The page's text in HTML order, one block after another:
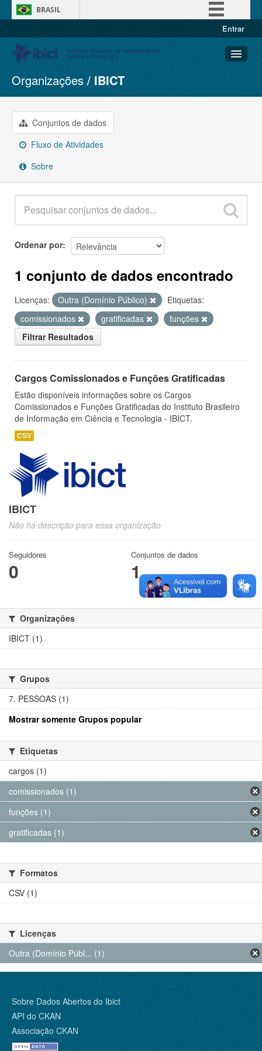
BRASIL
Entrar
Conjuntos de dados
Organizações
Grupos
Sobre
Organizações IBICT
Conjuntos de dados
Fluxo de Atividades
Sobre
Ordenar por
1 conjunto de dados encontrado
Licenças: Outra (Domínio Público)
Etiquetas:
comissionados
gratificadas
funções
Filtrar Resultados
Cargos Comissionados e Funções Gratificadas
Estão disponíveis informações sobre os Cargos
Comissionados e Funções Gratificadas do Instituto Brasileiro
de Informação em Ciência e Tecnologia - IBICT.
CSV
IBICT
Não há descrição para essa organização
Seguidores
0
Conjuntos de dados
1
Organizações
IBICT (1)
Grupos
7. PESSOAS (1)
Mostrar somente Grupos popular
Etiquetas
cargos (1)
comissionados (1)
funções (1)
gratificadas (1)
Formatos
CSV (1)
Licenças
Outra (Domínio Públ... (1)
Sobre Dados Abertos do Ibict
API do CKAN
Associação CKAN